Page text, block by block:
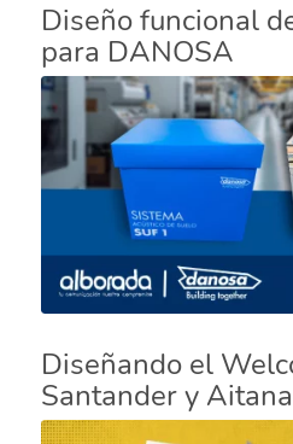
Diseño funcional
para DANOSA
Diseñando el
Santander y Aitana